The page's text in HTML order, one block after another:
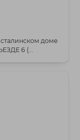
доме
В ПОДЪЕЗДЕ 6 (...